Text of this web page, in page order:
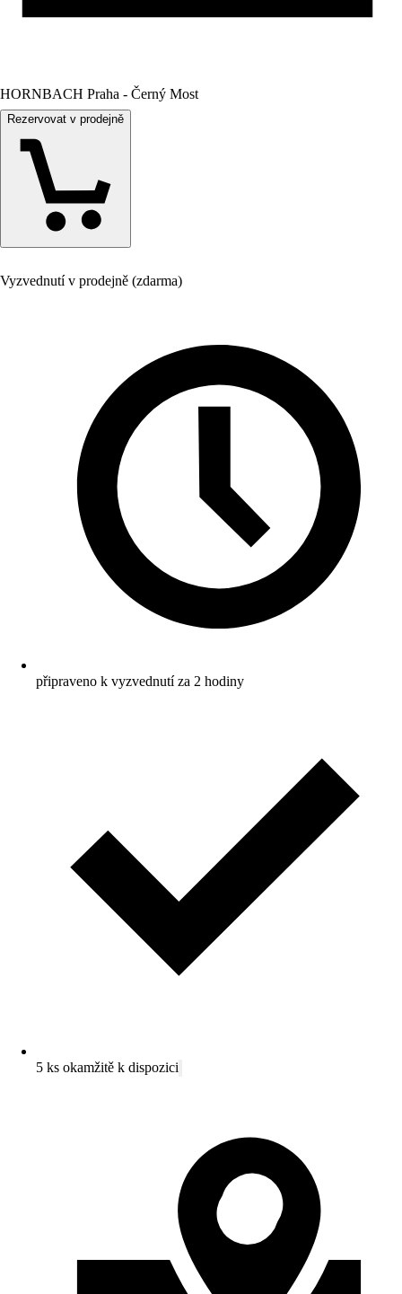
HORNBACH Praha - Černý Most
Rezervovat v prodejně
Vyzvednutí v prodejně (zdarma)
připraveno k vyzvednutí za 2 hodiny
5 ks okamžitě k dispozici